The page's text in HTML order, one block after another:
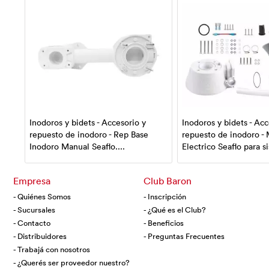
Inodoros y bidets - Accesorio y
repuesto de inodoro - Rep Base
Inodoro Manual Seaflo....
Inodoros y bidets -
repuesto de inodoro -
Electrico Seaflo para
Empresa
- Quiénes Somos
- Sucursales
- Contacto
- Distribuidores
- Trabajá con nosotros
- ¿Querés ser proveedor nuestro?
Club Baron
- Inscripción
- ¿Qué es el Club?
- Beneficios
- Preguntas Frecuentes